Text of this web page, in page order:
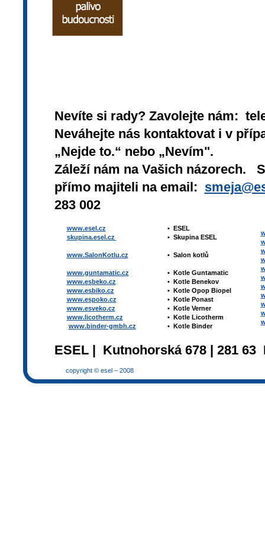
Nevíte si rady? Zavolejte nám:
Neváhejte nás kontaktovat i v
„Nejde to.“ nebo „Nevím".
Záleží nám na Vašich názorech.
přímo majiteli na email:
283 002
www.esel.cz
skupina.esel.cz
www.SalonKotlu.cz
www.guntamatic.cz
www.esbeko.cz
www.esbiko.cz
www.espoko.cz
www.esveko.cz
www.licotherm.cz
www.binder-gmbh.cz
• ESEL
• Skupina ESEL
• Salon kotlů
• Kotle Guntamatic
• Kotle Benekov
• Kotle Opop Biopel
• Kotle Ponast
• Kotle Verner
• Kotle Licotherm
• Kotle Binder
ESEL | Kutnohorská 678 | 281
copyright © esel – 2008